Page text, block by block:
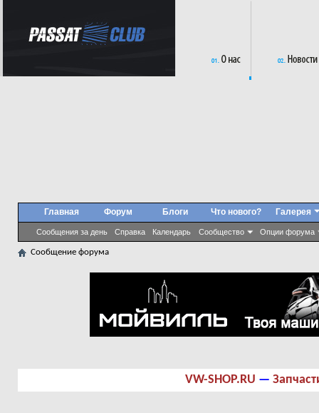
Главная Форум
Сообщения за день Справка Календарь Сообщество Опции форума
Блоги Что нового? Галерея
Сообщение форума
VW-SHOP.RU —